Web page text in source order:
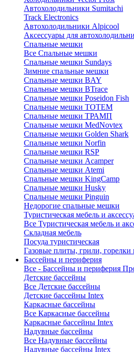
Автохолодильники Sumitachi
Track Electronics
Автохолодильники Alpicool
Аксессуары для
Спальные мешки
Все Спальные мешки
Спальные мешки Sundays
Зимние спальные мешки
Спальные мешки BAY
Спальные мешки BTrace
Спальные мешки Poseidon Fish
Спальные мешки ТОТЕМ
Спальные мешки ТРАМП
Cпальные мешки MedNovtex
Спальные мешки Golden Shark
Спальные мешки Norfin
Спальные мешки RSP
Спальные мешки Acamper
Спальные мешки Atemi
Спальные мешки KingCamp
Спальные мешки Husky
Спальные мешки Pinguin
Недорогие спальные мешки
Туристическая мебель и
Все Туристическая мебель и
Складная мебель
Посуда туристическая
Газовые плиты, грили,
Бассейны и периферия
Все - Бассейны и периферия
Детские бассейны
Все Детские бассейны
Детские бассейны Intex
Каркасные бассейны
Все Каркасные бассейны
Каркасные бассейны Intex
Надувные бассейны
Все Надувные бассейны
Надувные бассейны Intex